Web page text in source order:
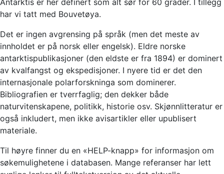
Antarktis er her definert som alt sør for 60 grader. I tillegg
har vi tatt med Bouvetøya.
Det er ingen avgrensing på språk (men det meste av
innholdet er på norsk eller engelsk). Eldre norske
antarktispublikasjoner (den eldste er fra 1894) er dominert
av kvalfangst og ekspedisjoner. I nyere tid er det den
internasjonale polarforskninga som dominerer.
Bibliografien er tverrfaglig; den dekker både
naturvitenskapene, politikk, historie osv. Skjønnlitteratur er
også inkludert, men ikke avisartikler eller upublisert
materiale.
Til høyre finner du en «HELP-knapp» for informasjon om
søkemulighetene i databasen. Mange referanser har lett